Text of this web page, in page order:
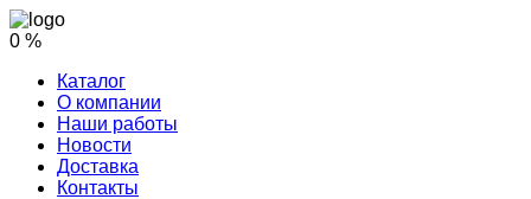
0 %
Каталог
О компании
Наши работы
Новости
Доставка
Контакты